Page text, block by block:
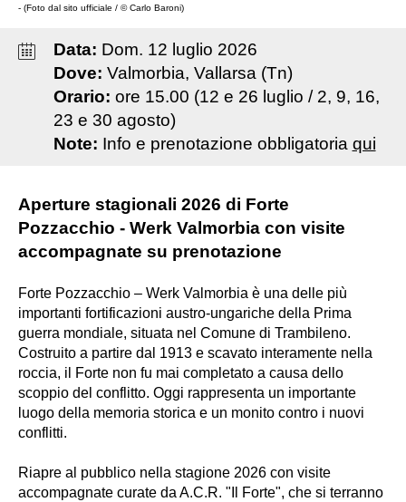
- (Foto dal sito ufficiale / © Carlo Baroni)
Data: Dom. 12 luglio 2026
Dove: Valmorbia, Vallarsa (Tn)
Orario: ore 15.00 (12 e 26 luglio / 2, 9, 16,
23 e 30 agosto)
Note: Info e prenotazione obbligatoria qui
Aperture stagionali 2026 di Forte
Pozzacchio - Werk Valmorbia con visite
accompagnate su prenotazione
Forte Pozzacchio – Werk Valmorbia è una delle più
importanti fortificazioni austro-ungariche della Prima
guerra mondiale, situata nel Comune di Trambileno.
Costruito a partire dal 1913 e scavato interamente nella
roccia, il Forte non fu mai completato a causa dello
scoppio del conflitto. Oggi rappresenta un importante
luogo della memoria storica e un monito contro i nuovi
conflitti.
Riapre al pubblico nella stagione 2026 con visite
accompagnate curate da A.C.R. "Il Forte", che si terranno